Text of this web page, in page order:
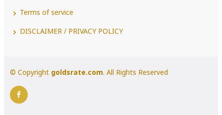
Terms of service
DISCLAIMER / PRIVACY POLICY
© Copyright goldsrate.com. All Rights Reserved